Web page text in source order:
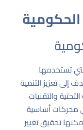
تستخدمها
تعزيز التنمية
والتقنيات
محركات أساسية
تحقيق تغيير